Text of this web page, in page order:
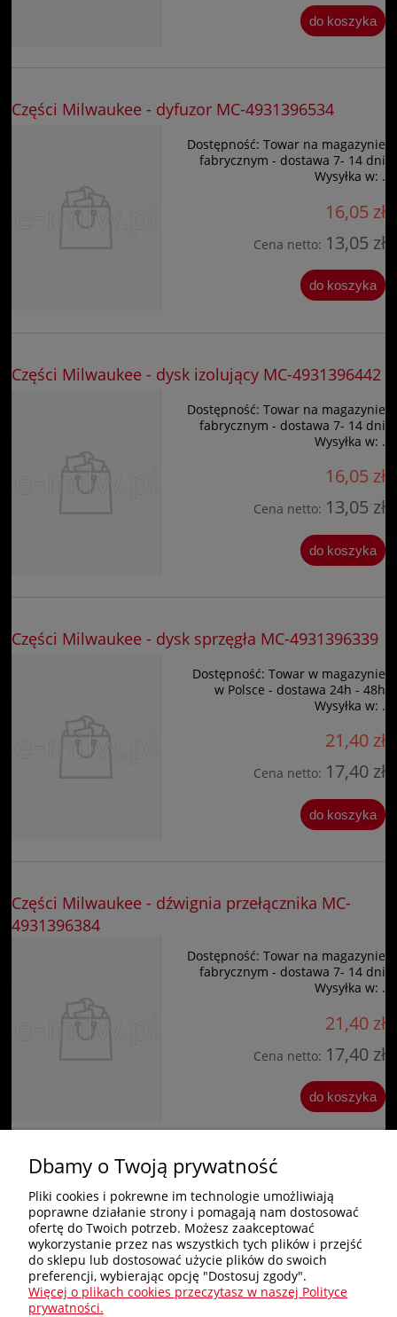
do koszyka
Części Milwaukee - dyfuzor MC-4931396534
Dostępność: Towar na magazynie
fabrycznym - dostawa 7- 14 dni
Wysyłka w: .
16,05 zł
Cena netto: 13,05 zł
do koszyka
Części Milwaukee - dysk izolujący MC-4931396442
Dostępność: Towar na magazynie
fabrycznym - dostawa 7- 14 dni
Wysyłka w: .
16,05 zł
Cena netto: 13,05 zł
do koszyka
Części Milwaukee - dysk sprzęgła MC-4931396339
Dostępność: Towar w magazynie
w Polsce - dostawa 24h - 48h
Wysyłka w: .
21,40 zł
Cena netto: 17,40 zł
do koszyka
Części Milwaukee - dźwignia przełącznika MC-
4931396384
Dostępność: Towar na magazynie
fabrycznym - dostawa 7- 14 dni
Wysyłka w: .
21,40 zł
Cena netto: 17,40 zł
do koszyka
« 1 2 3 4
Zakupy
Pomoc
Dbamy o Twoją prywatność
Pliki cookies i pokrewne im technologie umożliwiają
poprawne działanie strony i pomagają nam dostosować
ofertę do Twoich potrzeb. Możesz zaakceptować
wykorzystanie przez nas wszystkich tych plików i przejść
do sklepu lub dostosować użycie plików do swoich
preferencji, wybierając opcję "Dostosuj zgody".
Więcej o plikach cookies przeczytasz w naszej Polityce
prywatności.